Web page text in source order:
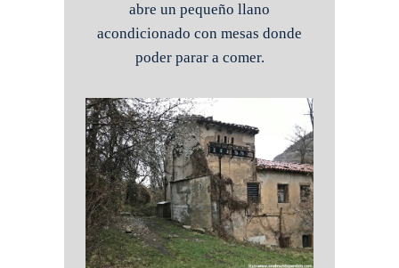
abre un pequeño llano
acondicionado con mesas donde
poder parar a comer.